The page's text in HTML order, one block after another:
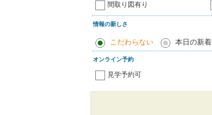
間取り図有り
情報の新しさ
こだわらない 本日の新着
オンライン予約
見学予約可